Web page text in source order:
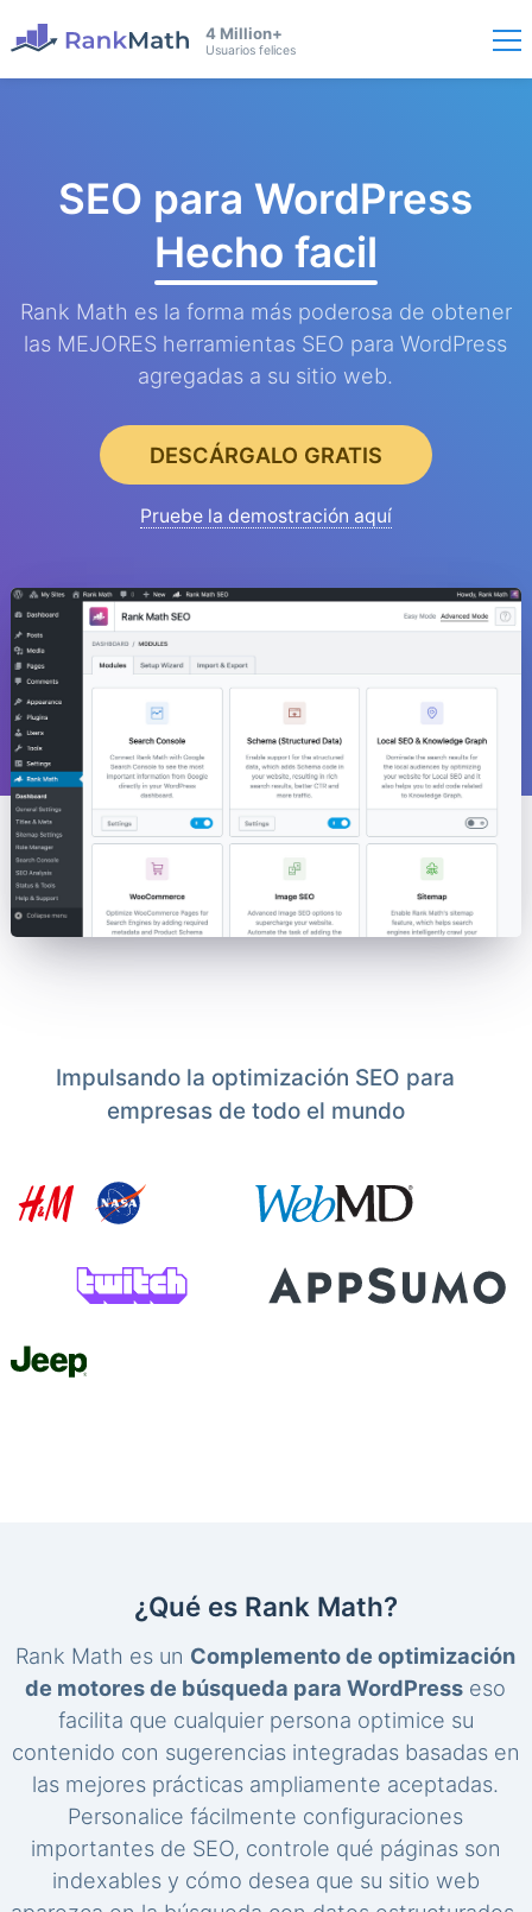
4 Million+
Usuarios felices
SEO para WordPress
Hecho facil
Rank Math es la forma más poderosa de obtener
las MEJORES herramientas SEO para WordPress
agregadas a su sitio web.
DESCÁRGALO GRATIS
Pruebe la demostración aquí
Impulsando la optimización SEO para
empresas de todo el mundo
¿Qué es Rank Math?
Rank Math es un Complemento de optimización
de motores de búsqueda para WordPress eso
facilita que cualquier persona optimice su
contenido con sugerencias integradas basadas en
las mejores prácticas ampliamente aceptadas.
Personalice fácilmente configuraciones
importantes de SEO, controle qué páginas son
indexables y cómo desea que su sitio web